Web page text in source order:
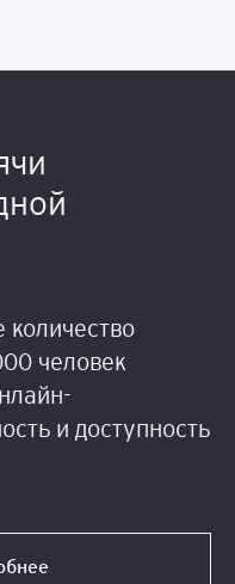
количество
человек
и доступность